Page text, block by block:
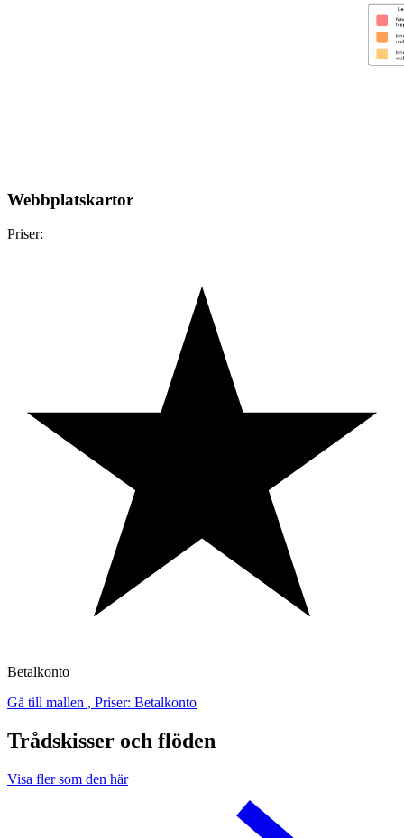
Webbplatskartor
Priser:
Betalkonto
Gå till mallen , Priser: Betalkonto
Trådskisser och flöden
Visa fler som den här